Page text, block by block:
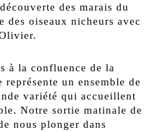
des marais du
des oiseaux nicheurs avec
à la confluence de la
un ensemble de
variété qui accueillent
Notre sortie matinale de
nous plonger dans